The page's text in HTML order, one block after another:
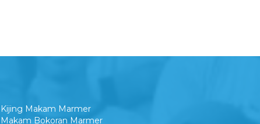
Kijing Makam Marmer
Makam Bokoran Marmer